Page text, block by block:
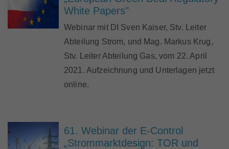
White Papers"
Webinar mit DI Sven Kaiser, Stv. Leiter
Abteilung Strom, und Mag. Markus Krug,
Stv. Leiter Abteilung Gas, vom 22. April
2021. Aufzeichnung und Unterlagen jetzt
online.
61. Webinar der E-Control
„Strommarktdesign: TOR und